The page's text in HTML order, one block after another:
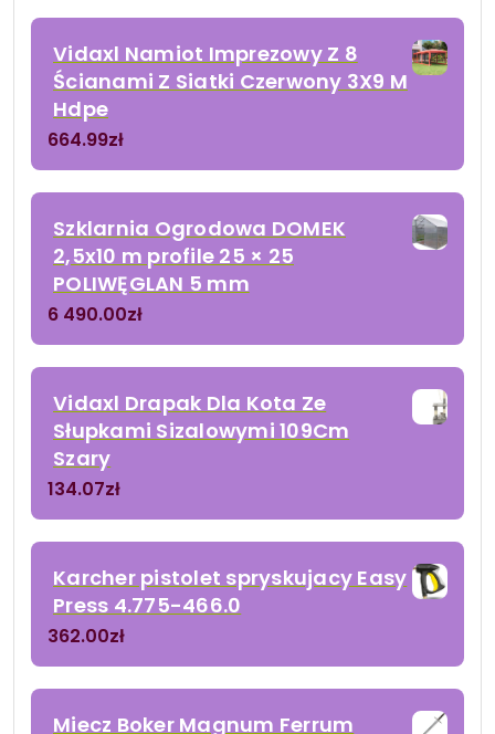
Vidaxl Namiot Imprezowy Z 8
Ścianami Z Siatki Czerwony 3X9 M
Hdpe
664.99zł
Szklarnia Ogrodowa DOMEK
2,5x10 m profile 25 × 25
POLIWĘGLAN 5 mm
6 490.00zł
Vidaxl Drapak Dla Kota Ze
Słupkami Sizalowymi 109Cm
Szary
134.07zł
Karcher pistolet spryskujacy Easy
Press 4.775-466.0
362.00zł
Miecz Boker Magnum Ferrum